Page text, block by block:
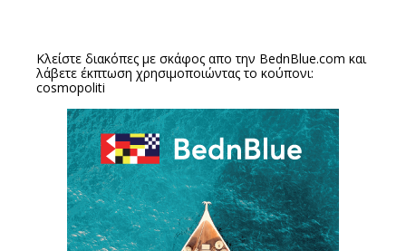
Κλείστε διακόπες με σκάφος απο την BednBlue.com και
λάβετε έκπτωση χρησιμοποιώντας το κούπονι:
cosmopoliti